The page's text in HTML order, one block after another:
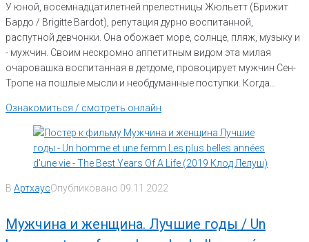
У юной, восемнадцатилетней прелестницы Жюльетт (Брижит
Бардо / Brigitte Bardot), репутация дурно воспитанной,
распутной девчонки. Она обожает море, солнце, пляж, музыку и
- мужчин. Своим нескромно аппетитным видом эта милая
очаровашка воспитанная в детдоме, провоцирует мужчин Сен-
Тропе на пошлые мысли и необдуманные поступки. Когда...
Ознакомиться / смотреть онлайн
В АртхаусОпубликовано 09.11.2022
Мужчина и женщина. Лучшие годы / Un